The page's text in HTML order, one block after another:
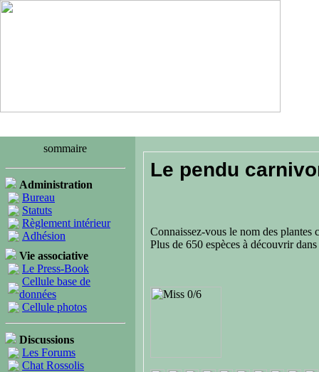
sommaire
Administration
Bureau
Statuts
Règlement intérieur
Adhésion
Vie associative
Le Press-Book
Cellule base de
données
Cellule photos
Discussions
Les Forums
Chat Rossolis
Le pendu
Connaissez-vous le nom des plantes
Plus de 650 espèces à découvrir